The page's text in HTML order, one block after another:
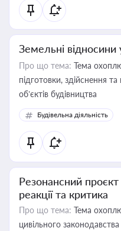
Земельні відносини
Про що тема: Тема
підготовки, здійснення
об’єктів будівництва
Будівельна діяльність
Резонансний
реакції та критика
Про що тема: Тема
цивільного